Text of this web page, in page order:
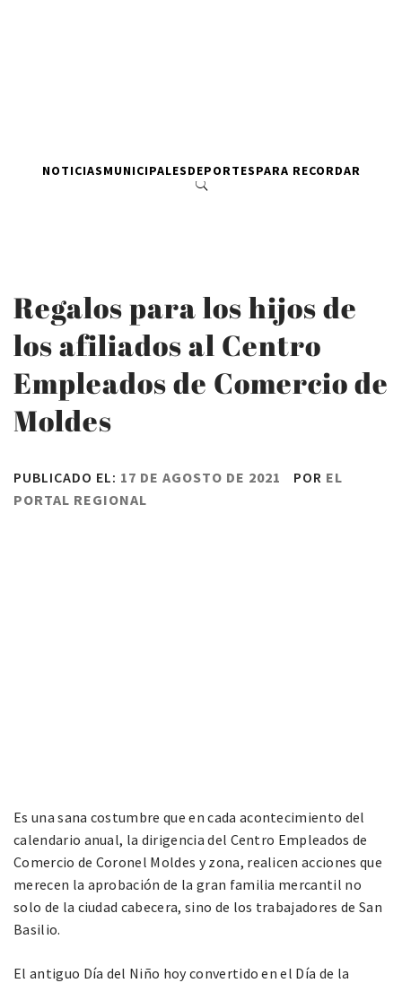
NOTICIASMUNICIPALESDEPORTESPARA RECORDAR
Regalos para los hijos de
los afiliados al Centro
Empleados de Comercio de
Moldes
PUBLICADO EL: 17 DE AGOSTO DE 2021 POR EL
PORTAL REGIONAL
Es una sana costumbre que en cada acontecimiento del
calendario anual, la dirigencia del Centro Empleados de
Comercio de Coronel Moldes y zona, realicen acciones que
merecen la aprobación de la gran familia mercantil no
solo de la ciudad cabecera, sino de los trabajadores de San
Basilio.
El antiguo Día del Niño hoy convertido en el Día de la